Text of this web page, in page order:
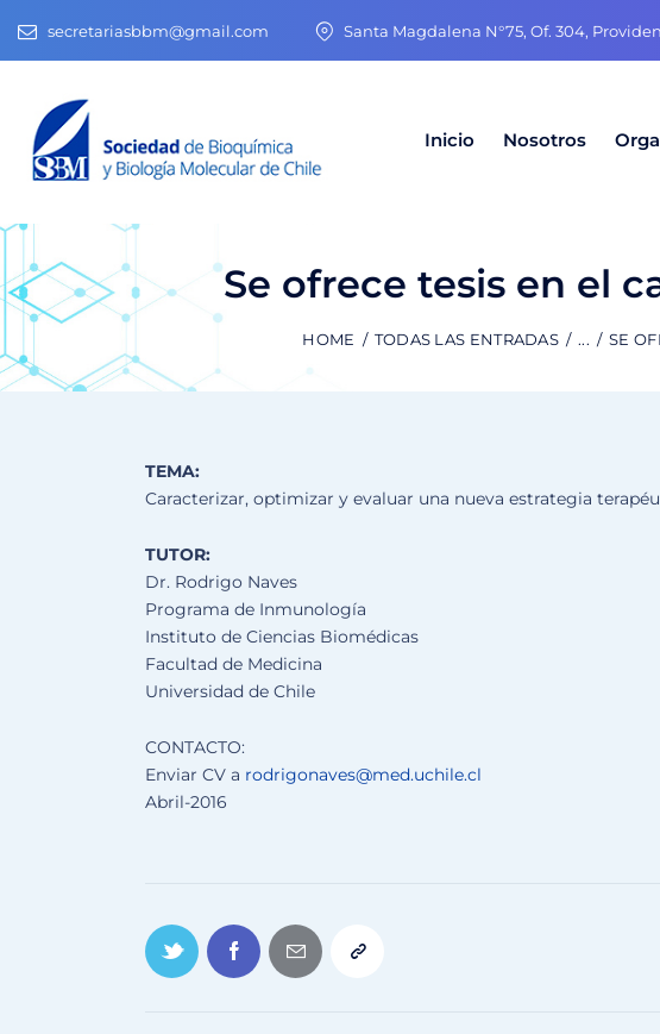
secretariasbbm@gmail.com Santa Magdalena N°75, Of. 304,
Inicio Nosotros
Se ofrece tesis en el
HOME TODAS LAS ENTRADAS ... SE
TEMA:
Caracterizar, optimizar y evaluar una nueva estrategia
TUTOR:
Dr. Rodrigo Naves
Programa de Inmunología
Instituto de Ciencias Biomédicas
Facultad de Medicina
Universidad de Chile
CONTACTO:
Enviar CV a rodrigonaves@med.uchile.cl
Abril-2016